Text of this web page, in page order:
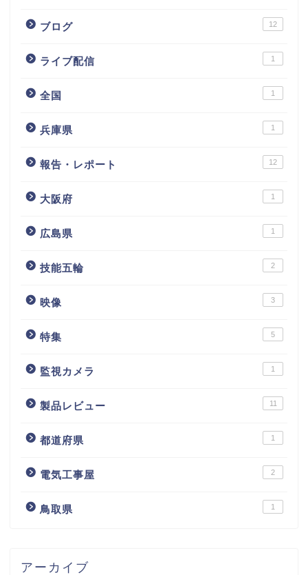
ブログ 12
ライブ配信 1
全国 1
兵庫県 1
報告・レポート 12
大阪府 1
広島県 1
技能五輪 2
映像 3
特集 5
監視カメラ 1
製品レビュー 11
都道府県 1
電気工事屋 2
鳥取県 1
アーカイブ